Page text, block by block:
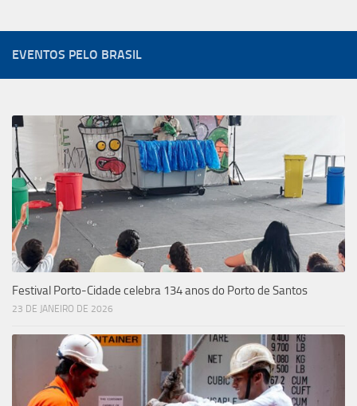
EVENTOS PELO BRASIL
Festival Porto-Cidade celebra 134 anos do Porto de Santos
23 DE JANEIRO DE 2026